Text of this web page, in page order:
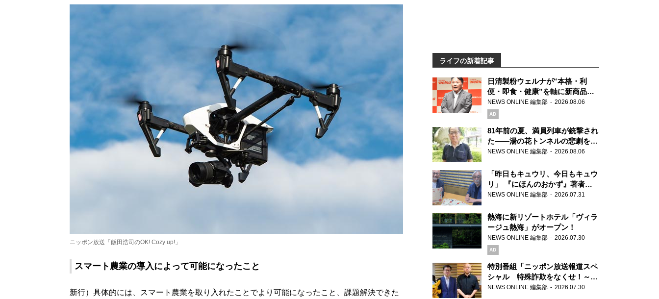
ニッポン放送「飯田浩司のOK! Cozy up!」
スマート農業の導入によって可能になったこと
新行）具体的には、スマート農業を取り入れたことでより可能になったこと、課題解決できた
ライフの新着記事
日清製粉ウェルナが“本格・利
便・即食・健康”を軸に新商品を
展開 「マ・マー」「青の洞窟」
ブランドを強化
NEWS ONLINE 編集部 2026.08.06
AD
81年前の夏、満員列車が銃撃され
た――湯の花トンネルの悲劇を語
り継ぐ男性
NEWS ONLINE 編集部 2026.08.06
「昨日もキュウリ、今日もキュウ
リ」 『にほんのおかず』著者が
見つけた家庭料理の知恵
NEWS ONLINE 編集部 2026.07.31
熱海に新リゾートホテル「ヴィラ
ージュ熱海」がオープン！
NEWS ONLINE 編集部 2026.07.30
AD
特別番組「ニッポン放送報道スペ
シャル 特殊詐欺をなくせ！～被
害者・加害者・警視庁が語るトク
NEWS ONLINE 編集部 2026.07.30